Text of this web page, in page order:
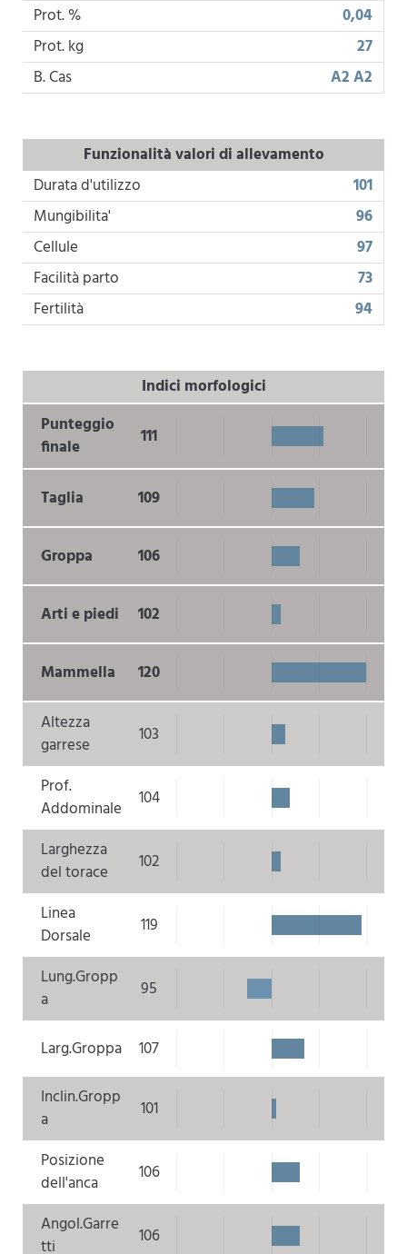
Prot. %
0,04
Prot. kg
27
B. Cas
A2 A2
Funzionalità valori di allevamento
Durata d'utilizzo
101
Mungibilita'
96
Cellule
97
Facilità parto
73
Fertilità
94
Indici morfologici
Punteggio
finale
111
Taglia 109
Groppa 106
Arti e piedi 102
Mammella 120
Altezza
garrese
103
Prof.
Addominale
104
Larghezza
del torace
102
Linea
Dorsale
119
Lung.Gropp
a
95
Larg.Groppa
107
Inclin.Gropp
a
101
Posizione
dell'anca
106
Angol.Garre
tti
106